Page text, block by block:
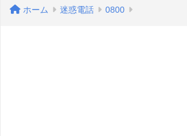
ホーム 迷惑電話 0800